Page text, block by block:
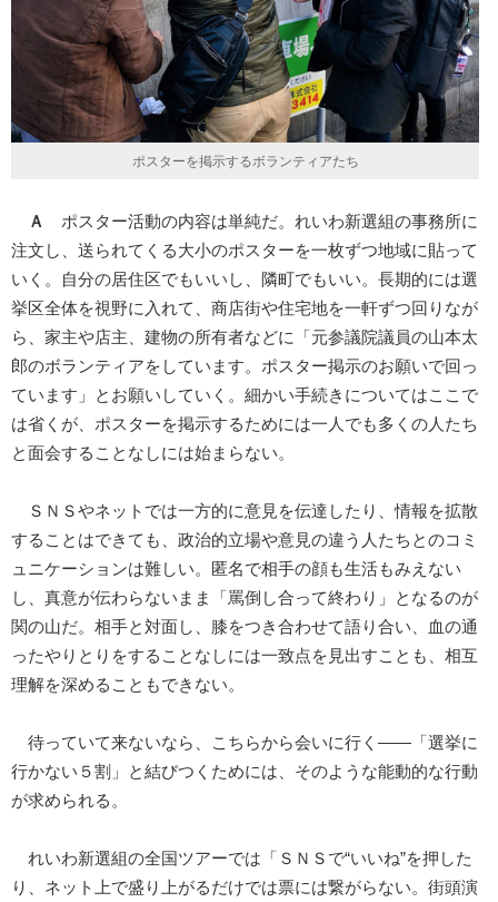
ポスターを掲示するボランティアたち
Ａ
ポスター活動の内容は単純だ。れいわ新選組の事務所に
注文し、送られてくる大小のポスターを一枚ずつ地域に貼って
いく。自分の居住区でもいいし、隣町でもいい。長期的には選
挙区全体を視野に入れて、商店街や住宅地を一軒ずつ回りなが
ら、家主や店主、建物の所有者などに「元参議院議員の山本太
郎のボランティアをしています。ポスター掲示のお願いで回っ
ています」とお願いしていく。細かい手続きについてはここで
は省くが、ポスターを掲示するためには一人でも多くの人たち
と面会することなしには始まらない。
ＳＮＳやネットでは一方的に意見を伝達したり、情報を拡散
することはできても、政治的立場や意見の違う人たちとのコミ
ュニケーションは難しい。匿名で相手の顔も生活もみえない
し、真意が伝わらないまま「罵倒し合って終わり」となるのが
関の山だ。相手と対面し、膝をつき合わせて語り合い、血の通
ったやりとりをすることなしには一致点を見出すことも、相互
理解を深めることもできない。
待っていて来ないなら、こちらから会いに行く――「選挙に
行かない５割」と結びつくためには、そのような能動的な行動
が求められる。
れいわ新選組の全国ツアーでは「ＳＮＳで“いいね”を押した
り、ネット上で盛り上がるだけでは票には繋がらない。街頭演